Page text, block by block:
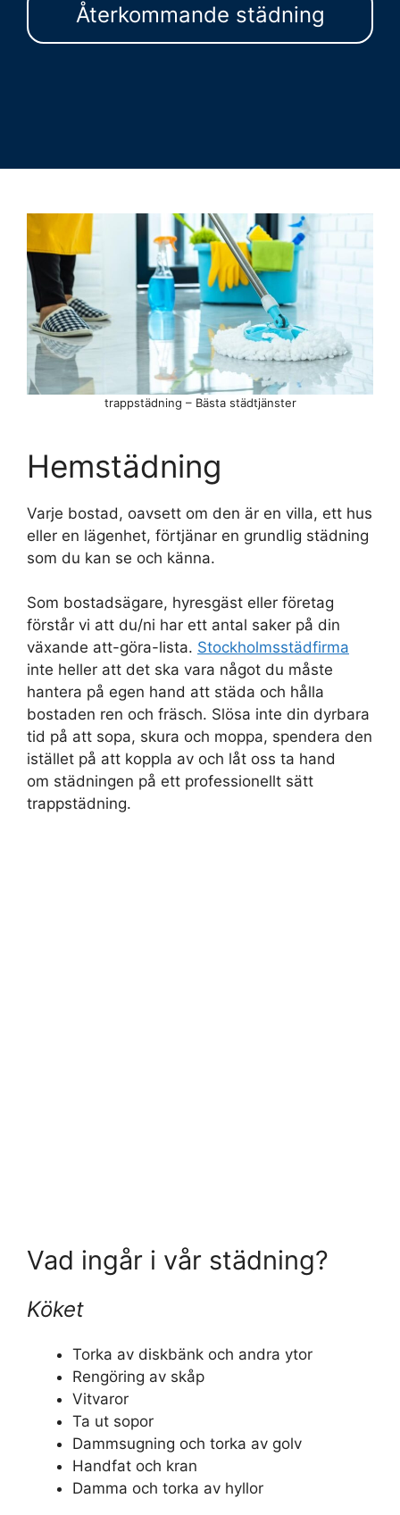
Återkommande städning
trappstädning – Bästa städtjänster
Hemstädning
Varje bostad, oavsett om den är en villa, ett hus
eller en lägenhet, förtjänar en grundlig städning
som du kan se och känna.
Som bostadsägare, hyresgäst eller företag
förstår vi att du/ni har ett antal saker på din
växande att-göra-lista. Stockholmsstädfirma
inte heller att det ska vara något du måste
hantera på egen hand att städa och hålla
bostaden ren och fräsch. Slösa inte din dyrbara
tid på att sopa, skura och moppa, spendera den
istället på att koppla av och låt oss ta hand
om städningen på ett professionellt sätt
trappstädning.
Vad ingår i vår städning?
Köket
Torka av diskbänk och andra ytor
Rengöring av skåp
Vitvaror
Ta ut sopor
Dammsugning och torka av golv
Handfat och kran
Damma och torka av hyllor